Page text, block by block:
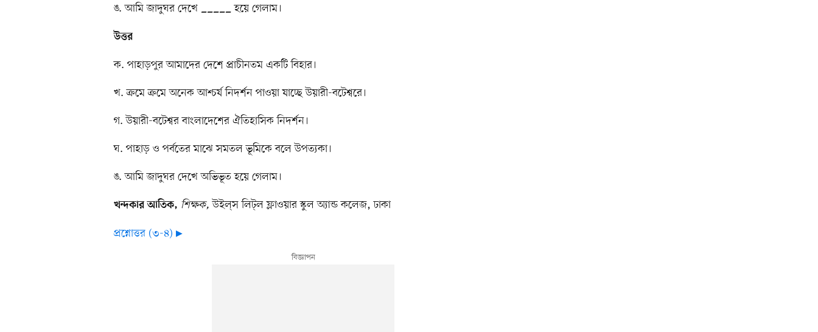
ঙ. আমি জাদুঘর দেখে _____ হয়ে গেলাম।
উত্তর
ক. পাহাড়পুর আমাদের দেশে প্রাচীনতম একটি বিহার।
খ. ক্রমে ক্রমে অনেক আশ্চর্য নিদর্শন পাওয়া যাচ্ছে উয়ারী-বটেশ্বরে।
গ. উয়ারী-বটেশ্বর বাংলাদেশের ঐতিহাসিক নিদর্শন।
ঘ. পাহাড় ও পর্বতের মাঝে সমতল ভূমিকে বলে উপত্যকা।
ঙ. আমি জাদুঘর দেখে অভিভূত হয়ে গেলাম।
খন্দকার আতিক, শিক্ষক, উইল্স লিট্ল ফ্লাওয়ার স্কুল অ্যান্ড কলেজ, ঢাকা
প্রশ্নোত্তর (৩-৪) ▶